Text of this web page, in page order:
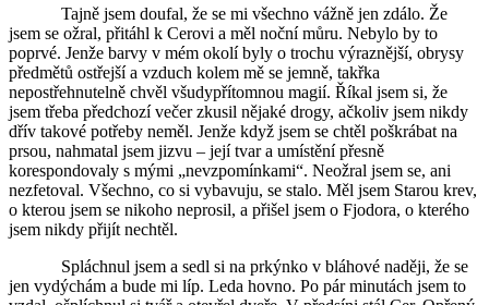
Tajně jsem doufal, že se mi všechno vážně jen zdálo. Že
jsem se ožral, přitáhl k Cerovi a měl noční můru. Nebylo by to
poprvé. Jenže barvy v mém okolí byly o trochu výraznější, obrysy
předmětů ostřejší a vzduch kolem mě se jemně, takřka
nepostřehnutelně chvěl všudypřítomnou magií. Říkal jsem si, že
jsem třeba předchozí večer zkusil nějaké drogy, ačkoliv jsem nikdy
dřív takové potřeby neměl. Jenže když jsem se chtěl poškrábat na
prsou, nahmatal jsem jizvu – její tvar a umístění přesně
korespondovaly s mými „nevzpomínkami“. Neožral jsem se, ani
nezfetoval. Všechno, co si vybavuju, se stalo. Měl jsem Starou krev,
o kterou jsem se nikoho neprosil, a přišel jsem o Fjodora, o kterého
jsem nikdy přijít nechtěl.
Spláchnul jsem a sedl si na prkýnko v bláhové naději, že se
jen vydýchám a bude mi líp. Leda hovno. Po pár minutách jsem to